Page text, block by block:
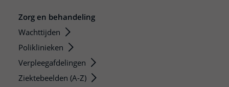
Zorg en behandeling
Wachttijden
Poliklinieken
Verpleegafdelingen
Ziektebeelden (A-Z)